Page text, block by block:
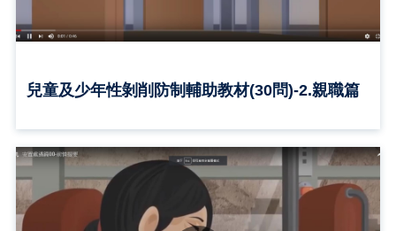
兒童及少年性剝削防制輔助教材(30問)-2.親職篇